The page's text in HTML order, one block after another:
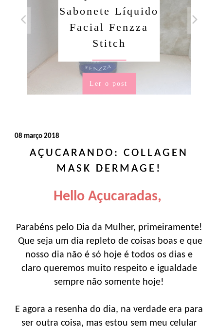
Sabonete Líquido
Facial Fenzza
Stitch
Ler o post
08 março 2018
AÇUCARANDO: COLLAGEN
MASK DERMAGE!
Hello Açucaradas,
Parabéns pelo Dia da Mulher, primeiramente!
Que seja um dia repleto de coisas boas e que
nosso dia não é só hoje é todos os dias e
claro queremos muito respeito e igualdade
sempre não somente hoje!
E agora a resenha do dia, na verdade era para
ser outra coisa, mas estou sem meu celular